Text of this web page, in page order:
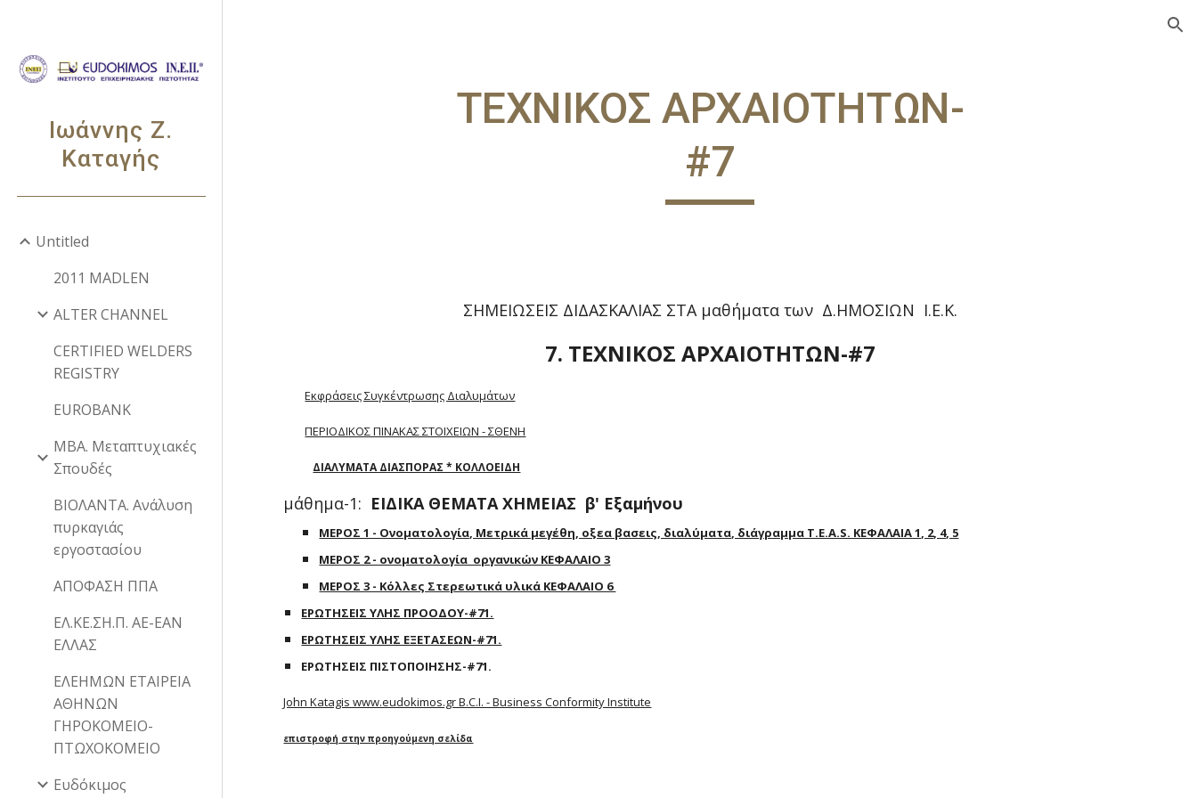
Ιωάννης Ζ.
Καταγής
Untitled
2011 MADLEN
ALTER CHANNEL
CERTIFIED WELDERS
REGISTRY
EUROBANK
MBA. Μεταπτυχιακές
Σπουδές
ΒΙΟΛΑΝΤΑ. Ανάλυση
πυρκαγιάς
εργοστασίου
ΑΠΟΦΑΣΗ ΠΠΑ
ΕΛ.ΚΕ.ΣΗ.Π. ΑΕ-ΕΑΝ
ΕΛΛΑΣ
ΕΛΕΗΜΩΝ ΕΤΑΙΡΕΙΑ
ΑΘΗΝΩΝ
ΓΗΡΟΚΟΜΕΙΟ-
ΠΤΩΧΟΚΟΜΕΙΟ
Ευδόκιμος
ΤΕΧΝΙΚΟΣ ΑΡΧΑΙΟΤΗΤΩΝ-
#7
ΣΗΜΕΙΩΣΕΙΣ ΔΙΔΑΣΚΑΛΙΑΣ ΣΤΑ μαθήματα των Δ.ΗΜΟΣΙΩΝ Ι.Ε.Κ.
7. ΤΕΧΝΙΚΟΣ ΑΡΧΑΙΟΤΗΤΩΝ-#7
Εκφράσεις Συγκέντρωσης Διαλυμάτων
ΠΕΡΙΟΔΙΚΟΣ ΠΙΝΑΚΑΣ ΣΤΟΙΧΕΙΩΝ - ΣΘΕΝΗ
ΔΙΑΛΥΜΑΤΑ ΔΙΑΣΠΟΡΑΣ * ΚΟΛΛΟΕΙΔΗ
μάθημα-1: ΕΙΔΙΚΑ ΘΕΜΑΤΑ ΧΗΜΕΙΑΣ β' Εξαμήνου
ΜΕΡΟΣ 1 - Ονοματολογία, Μετρικά μεγέθη, οξεα βασεις, διαλύματα, διάγραμμα T.E.A.S. ΚΕΦΑΛΑΙΑ 1, 2, 4, 5
ΜΕΡΟΣ 2 - ονοματολογία οργανικών ΚΕΦΑΛΑΙΟ 3
ΜΕΡΟΣ 3 - Κόλλες Στερεωτικά υλικά ΚΕΦΑΛΑΙΟ 6
ΕΡΩΤΗΣΕΙΣ ΥΛΗΣ ΠΡΟΟΔΟΥ-#71.
ΕΡΩΤΗΣΕΙΣ ΥΛΗΣ ΕΞΕΤΑΣΕΩΝ-#71.
ΕΡΩΤΗΣΕΙΣ ΠΙΣΤΟΠΟΙΗΣΗΣ-#71.
John Katagis www.eudokimos.gr B.C.I. - Business Conformity Institute
επιστροφή στην προηγούμενη σελίδα